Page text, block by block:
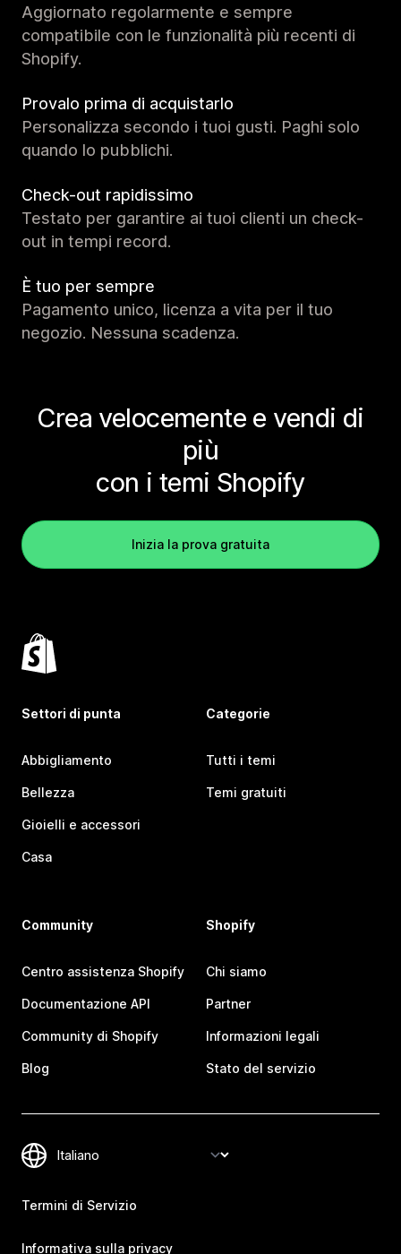
Aggiornato regolarmente e sempre
compatibile con le funzionalità più recenti di
Shopify.
Provalo prima di acquistarlo
Personalizza secondo i tuoi gusti. Paghi solo
quando lo pubblichi.
Check-out rapidissimo
Testato per garantire ai tuoi clienti un check-
out in tempi record.
È tuo per sempre
Pagamento unico, licenza a vita per il tuo
negozio. Nessuna scadenza.
Crea velocemente e vendi di
più
con i temi Shopify
Inizia la prova gratuita
Settori di punta
Abbigliamento
Bellezza
Gioielli e accessori
Casa
Categorie
Tutti i temi
Temi gratuiti
Community
Centro assistenza Shopify
Documentazione API
Community di Shopify
Blog
Shopify
Chi siamo
Partner
Informazioni legali
Stato del servizio
Termini di Servizio
Informativa sulla privacy